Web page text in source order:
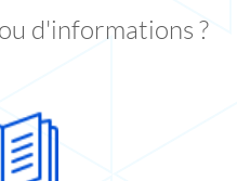
d'informations ?